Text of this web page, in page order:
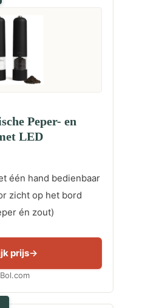
Peper- en
LED
één hand bedienbaar
zicht op het bord
én zout)
prijs